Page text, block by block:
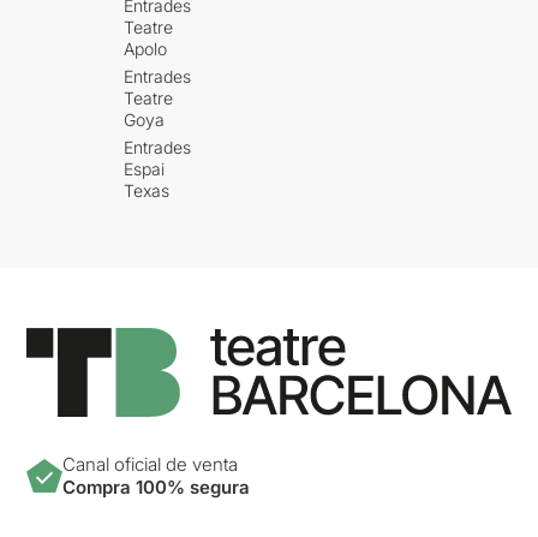
Entrades
Teatre
Apolo
Entrades
Teatre
Goya
Entrades
Espai
Texas
Canal oficial de venta
Compra 100% segura